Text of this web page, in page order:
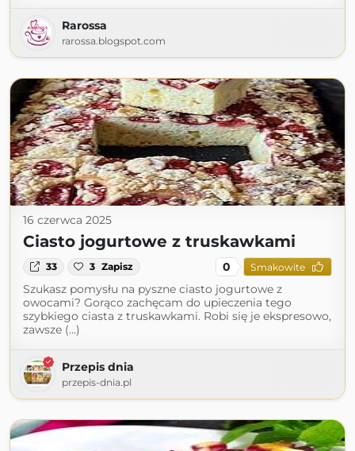
Rarossa
rarossa.blogspot.com
16 czerwca 2025
Ciasto jogurtowe z truskawkami
33 3 Zapisz 0 Smakowite
Szukasz pomysłu na pyszne ciasto jogurtowe z
owocami? Gorąco zachęcam do upieczenia tego
szybkiego ciasta z truskawkami. Robi się je ekspresowo,
zawsze (...)
Przepis dnia
przepis-dnia.pl